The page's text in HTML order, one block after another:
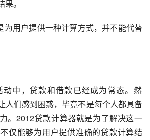
。
人们感到困惑，毕竟不是每个人都具备
。2012贷款计算器就是为了解决这一
仅能够为用户提供准确的贷款计算结